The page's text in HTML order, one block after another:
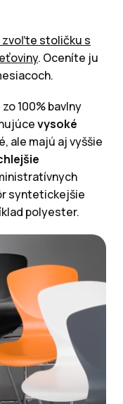
zvoľte stoličku s
. Oceníte ju
100% bavlny
vysoké
ale majú aj vyššie
syntetickejšie
polyester.